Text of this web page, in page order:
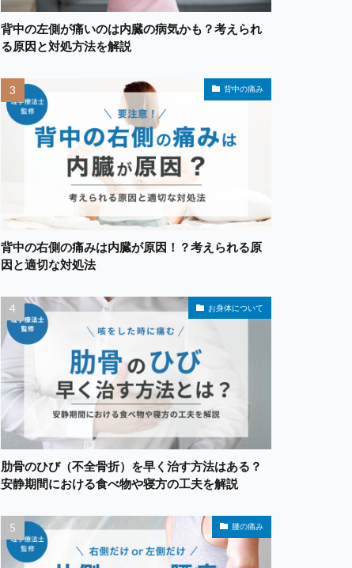
背中の左側が痛いのは内臓の病気かも？考えられ
る原因と対処方法を解説
背中の痛み
背中の右側の痛みは内臓が原因！？考えられる原
因と適切な対処法
お身体について
肋骨のひび（不全骨折）を早く治す方法はある？
安静期間における食べ物や寝方の工夫を解説
腰の痛み